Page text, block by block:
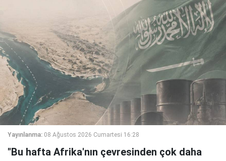
Yayınlanma: 08 Ağustos 2026 Cumartesi 16:28
"Bu hafta Afrika'nın çevresinden çok daha